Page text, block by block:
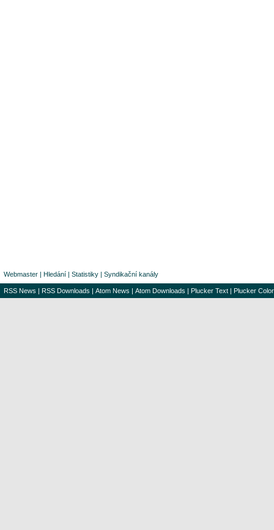
Webmaster | Hledání | Statistiky | Syndikační kanály
RSS News | RSS Downloads | Atom News | Atom Downloads | Plucker Text | Plucker Color